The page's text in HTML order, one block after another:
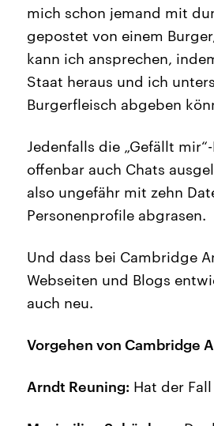
mich schon jemand mit
gepostet von einem
kann ich ansprechen,
Staat heraus und ich
Burgerfleisch abgeben
Jedenfalls die „Gefällt
offenbar auch Chats
also ungefähr mit zehn
Personenprofile abgrasen.
Und dass bei Cambridge
Webseiten und Blogs
auch neu.
Vorgehen von Cambridge
Arndt Reuning: Hat der